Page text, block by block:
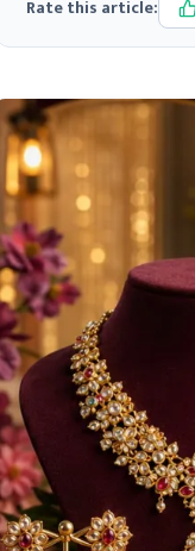
Rate this article: